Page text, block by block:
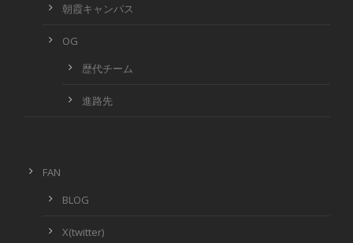
朝霞キャンパス
OG
歴代チーム
進路先
FAN
BLOG
X(twitter)